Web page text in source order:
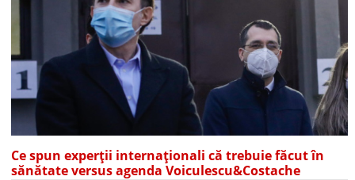
Ce spun experții internaționali că trebuie făcut în
sănătate versus agenda Voiculescu&Costache